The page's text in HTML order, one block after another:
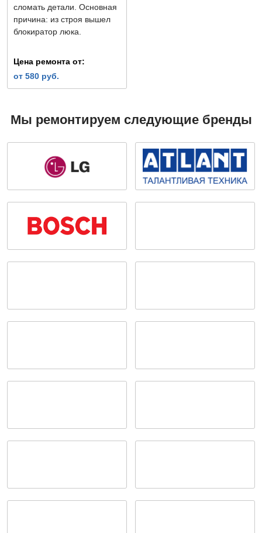
сломать детали. Основная
причина: из строя вышел
блокиратор люка.
Цена ремонта от:
от 580 руб.
Мы ремонтируем следующие бренды